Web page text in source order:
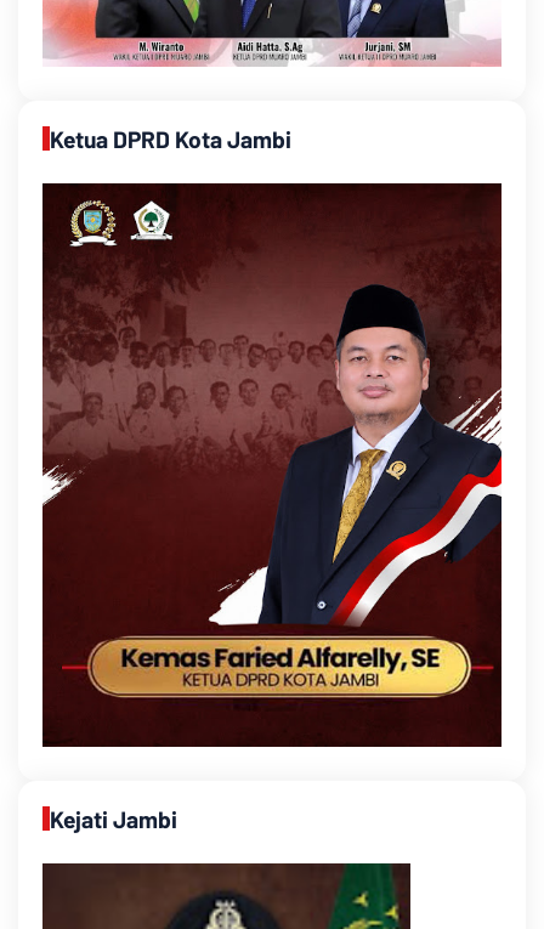
Ketua DPRD Kota Jambi
Kejati Jambi